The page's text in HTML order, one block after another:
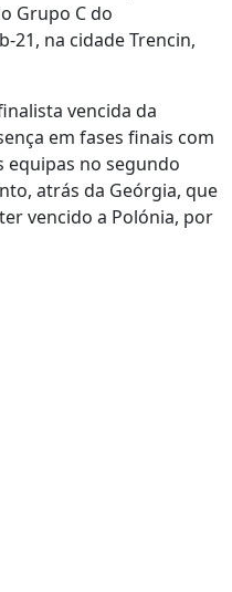
Grupo C do
21, na cidade Trencin,
vencida da
em fases finais com
equipas no segundo
atrás da Geórgia, que
vencido a Polónia, por